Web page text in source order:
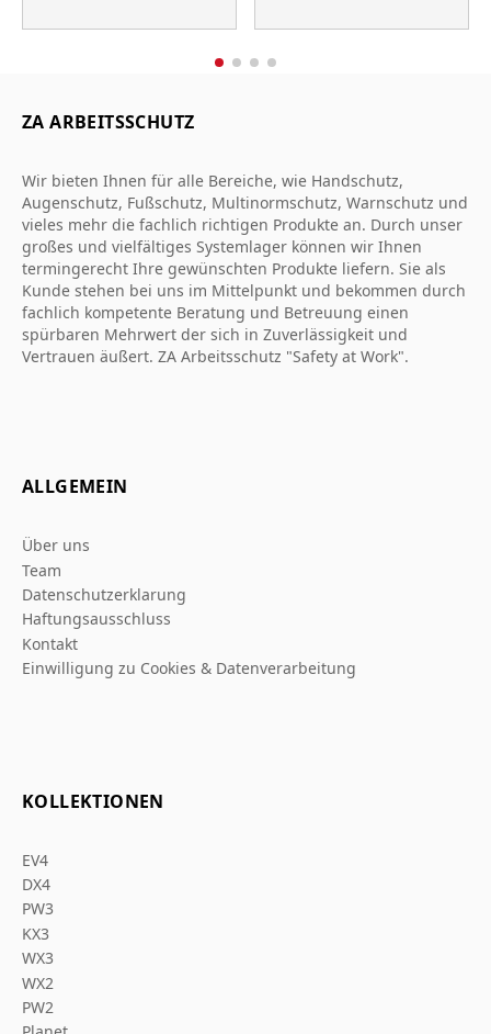
ZA ARBEITSSCHUTZ
Wir bieten Ihnen für alle Bereiche, wie Handschutz,
Augenschutz, Fußschutz, Multinormschutz, Warnschutz und
vieles mehr die fachlich richtigen Produkte an. Durch unser
großes und vielfältiges Systemlager können wir Ihnen
termingerecht Ihre gewünschten Produkte liefern. Sie als
Kunde stehen bei uns im Mittelpunkt und bekommen durch
fachlich kompetente Beratung und Betreuung einen
spürbaren Mehrwert der sich in Zuverlässigkeit und
Vertrauen äußert. ZA Arbeitsschutz "Safety at Work".
ALLGEMEIN
Über uns
Team
Datenschutzerklarung
Haftungsausschluss
Kontakt
Einwilligung zu Cookies & Datenverarbeitung
KOLLEKTIONEN
EV4
DX4
PW3
KX3
WX3
WX2
PW2